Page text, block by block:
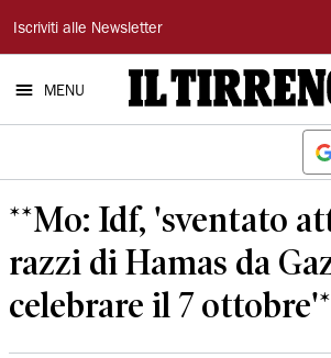
Il
Tirreno
Iscriviti alle Newsletter
MENU
**Mo: Idf, 'sventato
razzi di Hamas da
celebrare il 7